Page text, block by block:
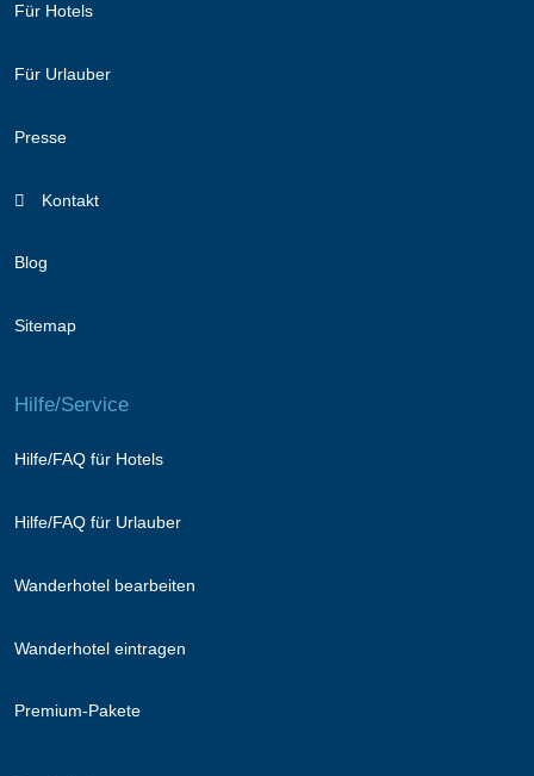
Für Hotels
Für Urlauber
Presse
Kontakt
Blog
Sitemap
Hilfe/Service
Hilfe/FAQ für Hotels
Hilfe/FAQ für Urlauber
Wanderhotel bearbeiten
Wanderhotel eintragen
Premium-Pakete